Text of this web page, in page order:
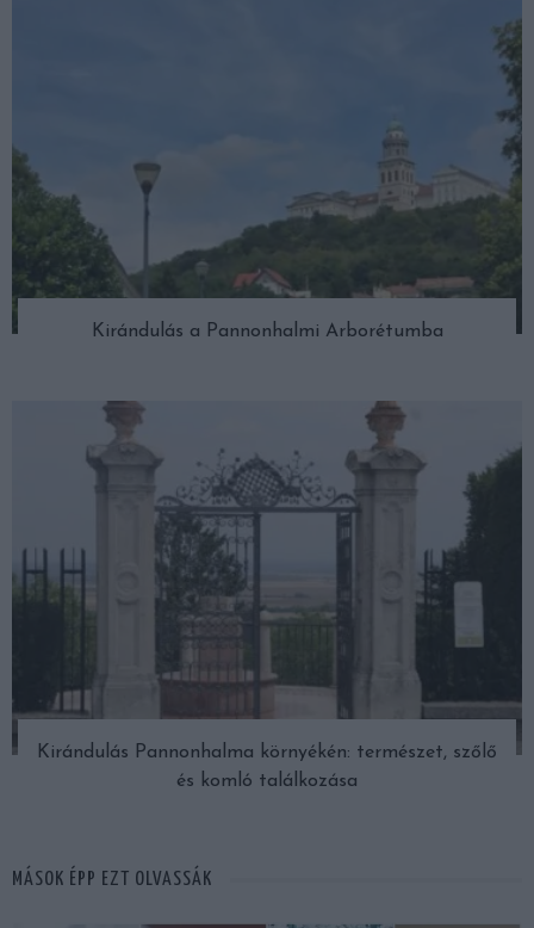
Kirándulás a Pannonhalmi Arborétumba
Kirándulás Pannonhalma környékén: természet, szőlő
és komló találkozása
MÁSOK ÉPP EZT OLVASSÁK